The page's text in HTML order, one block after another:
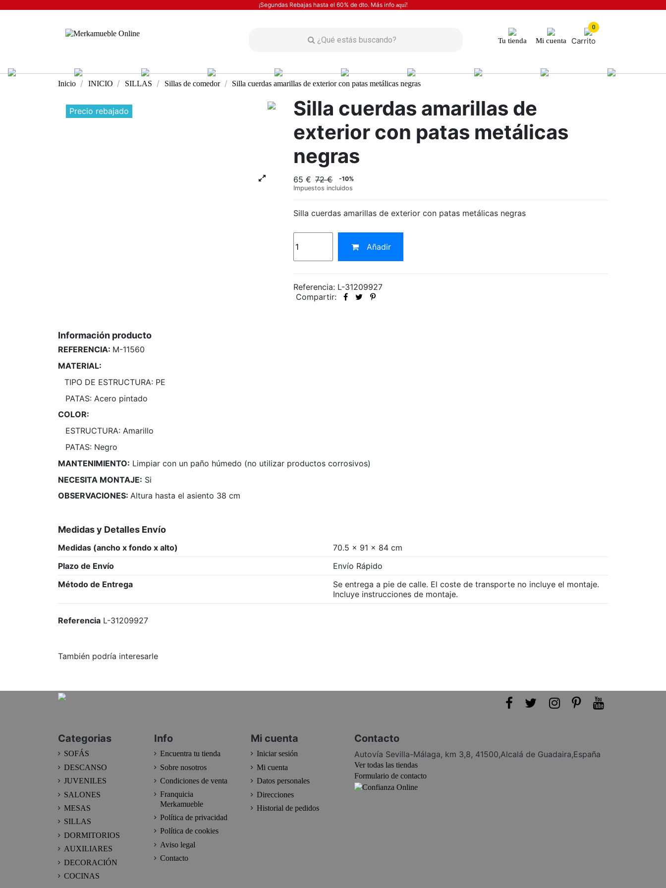
¡Segundas Rebajas hasta el 60% de dto. Más info aquí!
Tu tienda Mi cuenta
0
Carrito
Inicio INICIO SILLAS Sillas de comedor Silla cuerdas amarillas de exterior con patas metálicas negras
Precio rebajado
Silla cuerdas amarillas de
exterior con patas metálicas
negras
65 € 72 €
-10%
Impuestos incluidos
Silla cuerdas amarillas de exterior con patas metálicas negras
Añadir
Referencia: L-31209927
Compartir:
Información producto
REFERENCIA: M-11560
MATERIAL:
TIPO DE ESTRUCTURA: PE
PATAS: Acero pintado
COLOR:
ESTRUCTURA: Amarillo
PATAS: Negro
MANTENIMIENTO: Limpiar con un paño húmedo (no utilizar productos corrosivos)
NECESITA MONTAJE: Si
OBSERVACIONES: Altura hasta el asiento 38 cm
Medidas y Detalles Envío
Medidas (ancho x fondo x alto)
70.5 x 91 x 84 cm
Plazo de Envío
Envío Rápido
Método de Entrega
Se entrega a pie de calle. El coste de transporte no incluye el montaje.
Incluye instrucciones de montaje.
Referencia L-31209927
También podría interesarle
Categorias
SOFÁS
DESCANSO
JUVENILES
SALONES
MESAS
SILLAS
DORMITORIOS
AUXILIARES
DECORACIÓN
COCINAS
Info
Encuentra tu tienda
Sobre nosotros
Condiciones de venta
Franquicia
Merkamueble
Política de privacidad
Política de cookies
Aviso legal
Contacto
Mi cuenta
Iniciar sesión
Mi cuenta
Datos personales
Direcciones
Historial de pedidos
Contacto
Autovía Sevilla-Málaga, km 3,8, 41500,Alcalá de Guadaira,España
Ver todas las tiendas
Formulario de contacto